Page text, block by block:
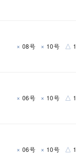
× 08号 × 10号 △
× 06号 × 10号 △
× 06号 × 10号 △